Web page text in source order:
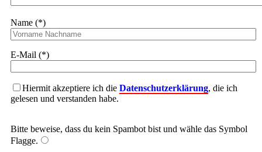
Name (*)
E-Mail (*)
Hiermit akzeptiere ich die Datenschutzerklärung, die ich
gelesen und verstanden habe.
Bitte beweise, dass du kein Spambot bist und wähle das Symbol
Flagge.